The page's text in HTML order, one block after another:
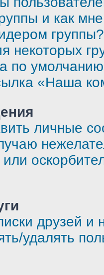
и как
группы?
некоторых
по
«Наша
личные
друзей и
удалять